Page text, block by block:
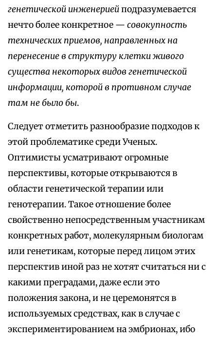
генетической инженериейподразумевается
нечто более конкретное — совокупность
технических приемов, направленных на
перенесение в структуру клетки живого
существа некоторых видов генетической
информации, которой в противном случае
там не было бы.
Следует отметить разнообразие подходов к
этой проблематике среди Ученых.
Оптимисты усматривают огромные
перспективы, которые открываются в
области генетической терапии или
генотерапии. Такое отношение более
свойственно непосредственным участникам
конкретных работ, молекулярным биологам
или генетикам, которые перед лицом этих
перспектив иной раз не хотят считаться ни с
какими преградами, даже если это
положения закона, и не церемонятся в
используемых средствах, как в случае с
экспериментированием на эмбрионах, ибо